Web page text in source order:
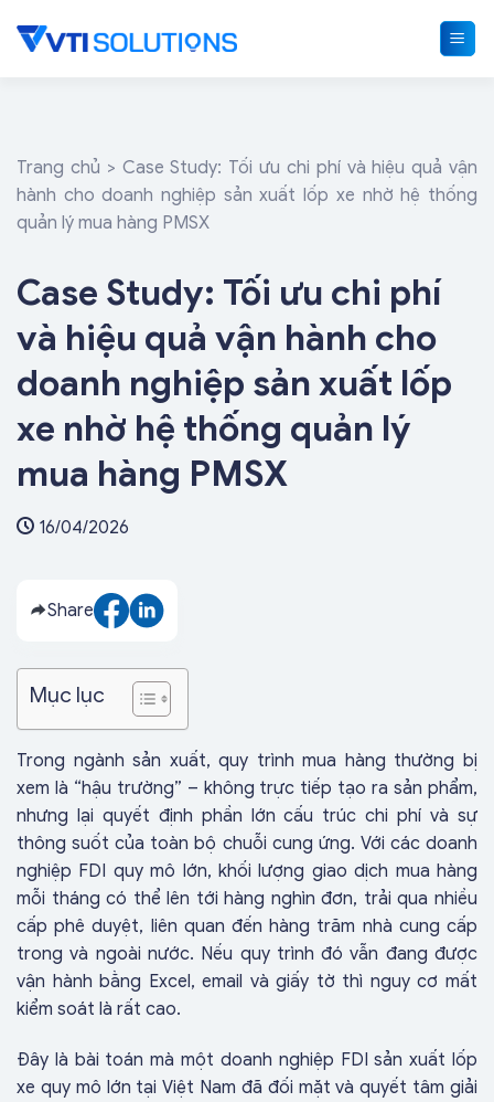
Trang chủ > Case Study: Tối ưu chi phí và hiệu quả vận
hành cho doanh nghiệp sản xuất lốp xe nhờ hệ thống
quản lý mua hàng PMSX
Case Study: Tối ưu chi phí
và hiệu quả vận hành cho
doanh nghiệp sản xuất lốp
xe nhờ hệ thống quản lý
mua hàng PMSX
16/04/2026
Share
Mục lục
Trong ngành sản xuất, quy trình mua hàng thường bị
xem là “hậu trường” – không trực tiếp tạo ra sản phẩm,
nhưng lại quyết định phần lớn cấu trúc chi phí và sự
thông suốt của toàn bộ chuỗi cung ứng. Với các doanh
nghiệp FDI quy mô lớn, khối lượng giao dịch mua hàng
mỗi tháng có thể lên tới hàng nghìn đơn, trải qua nhiều
cấp phê duyệt, liên quan đến hàng trăm nhà cung cấp
trong và ngoài nước. Nếu quy trình đó vẫn đang được
vận hành bằng Excel, email và giấy tờ thì nguy cơ mất
kiểm soát là rất cao.
Đây là bài toán mà một doanh nghiệp FDI sản xuất lốp
xe quy mô lớn tại Việt Nam đã đối mặt và quyết tâm giải